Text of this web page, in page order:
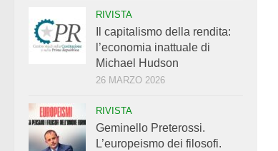
RIVISTA
Il capitalismo della rendita:
l’economia inattuale di
Michael Hudson
26 MARZO 2026
RIVISTA
Geminello Preterossi.
L’europeismo dei filosofi.